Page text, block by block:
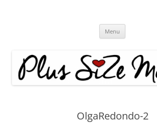
Plus Size Menu
OlgaRedondo-2